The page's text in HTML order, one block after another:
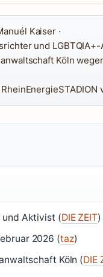
Kaiser ·
und LGBTQIA+-
Köln
Aktivist (DIE ZEIT)
2026 (taz)
Köln (DIE